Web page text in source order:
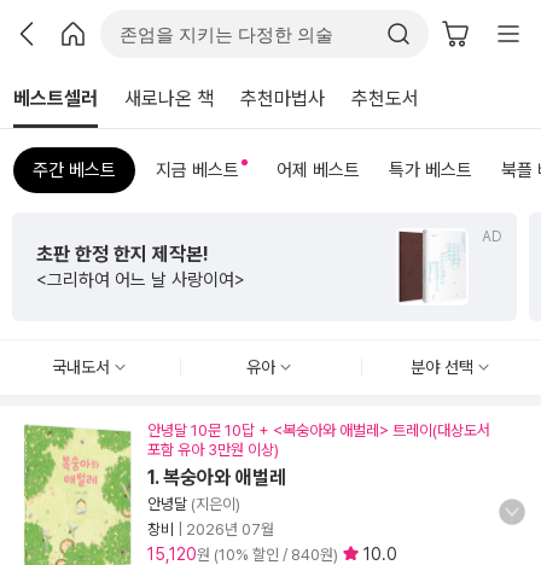
베스트셀러 새로나온 책 추천마법사 추천도서
주간 베스트 지금 베스트 어제 베스트 특가 베스트 북플
AD
초판 한정 한지 제작본!
<그리하여 어느 날 사랑이여>
국내도서 유아 분야 선택
안녕달 10문 10답 + <복숭아와 애벌레> 트레이(대상도서
포함 유아 3만원 이상)
1. 복숭아와 애벌레
안녕달 (지은이)
창비
2026년 07월
15,120원 (10% 할인 / 840원) 10.0